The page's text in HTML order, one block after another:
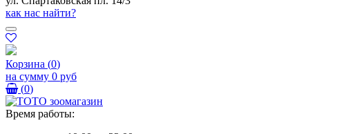
как нас найти?
Корзина (0)
на сумму 0 руб
(0)
Время работы: